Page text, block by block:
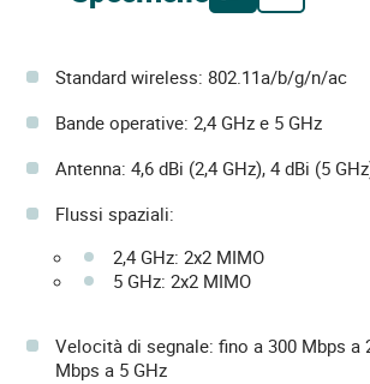
Standard wireless: 802.11a/b/g/n/ac
Bande operative: 2,4 GHz e 5 GHz
Antenna: 4,6 dBi (2,4 GHz), 4 dBi (5
Flussi spaziali:
2,4 GHz: 2x2 MIMO
5 GHz: 2x2 MIMO
Velocità di segnale: fino a 300 Mbps a
Mbps a 5 GHz